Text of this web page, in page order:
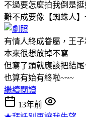
不過要怎麼拍我倒是
難不成要像【蜘蛛人
有情人終成眷屬，王
本來很想放掉不寫
但寫了頭就應該把結
也算有始有終啦~~~
繼續閱讀
13年前